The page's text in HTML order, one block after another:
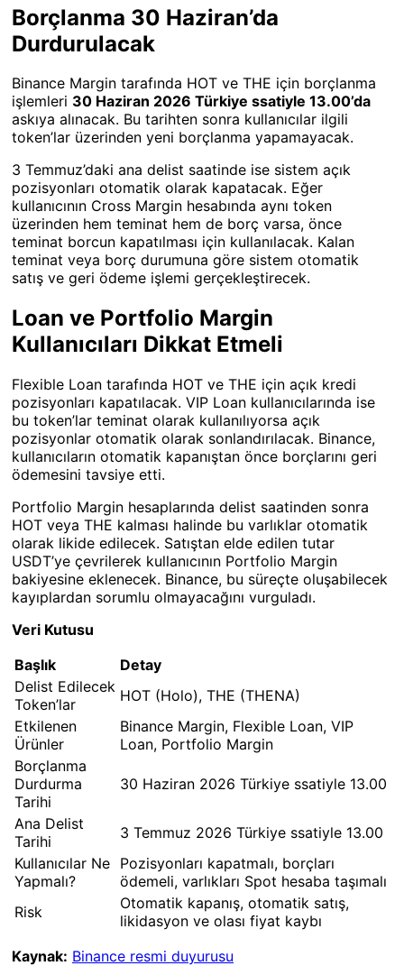
Borçlanma 30 Haziran’da
Durdurulacak
Binance Margin tarafında HOT ve THE için borçlanma
işlemleri 30 Haziran 2026 Türkiye ssatiyle 13.00’da
askıya alınacak. Bu tarihten sonra kullanıcılar ilgili
token’lar üzerinden yeni borçlanma yapamayacak.
3 Temmuz’daki ana delist saatinde ise sistem açık
pozisyonları otomatik olarak kapatacak. Eğer
kullanıcının Cross Margin hesabında aynı token
üzerinden hem teminat hem de borç varsa, önce
teminat borcun kapatılması için kullanılacak. Kalan
teminat veya borç durumuna göre sistem otomatik
satış ve geri ödeme işlemi gerçekleştirecek.
Loan ve Portfolio Margin
Kullanıcıları Dikkat Etmeli
Flexible Loan tarafında HOT ve THE için açık kredi
pozisyonları kapatılacak. VIP Loan kullanıcılarında ise
bu token’lar teminat olarak kullanılıyorsa açık
pozisyonlar otomatik olarak sonlandırılacak. Binance,
kullanıcıların otomatik kapanıştan önce borçlarını geri
ödemesini tavsiye etti.
Portfolio Margin hesaplarında delist saatinden sonra
HOT veya THE kalması halinde bu varlıklar otomatik
olarak likide edilecek. Satıştan elde edilen tutar
USDT’ye çevrilerek kullanıcının Portfolio Margin
bakiyesine eklenecek. Binance, bu süreçte oluşabilecek
kayıplardan sorumlu olmayacağını vurguladı.
Veri Kutusu
Başlık
Detay
Delist Edilecek
Token’lar
HOT (Holo), THE (THENA)
Etkilenen
Ürünler
Binance Margin, Flexible Loan, VIP
Loan, Portfolio Margin
Borçlanma
Durdurma
Tarihi
30 Haziran 2026 Türkiye ssatiyle 13.00
Ana Delist
Tarihi
3 Temmuz 2026 Türkiye ssatiyle 13.00
Kullanıcılar Ne
Yapmalı?
Pozisyonları kapatmalı, borçları
ödemeli, varlıkları Spot hesaba taşımalı
Risk
Otomatik kapanış, otomatik satış,
likidasyon ve olası fiyat kaybı
Kaynak: Binance resmi duyurusu